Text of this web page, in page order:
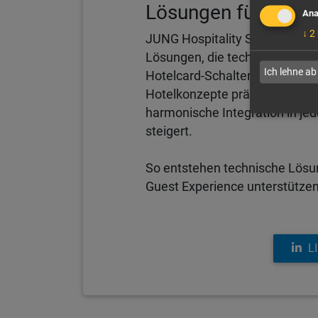
Lösungen für
JUNG Hospitality Solutions
Lösungen, die technisch wie
Hotelcard-Schaltern,
Hotelkonzepte präzise
harmonische Integration in
steigert.
So entstehen technische
Guest Experience
↓ 2
Ich lehne ab